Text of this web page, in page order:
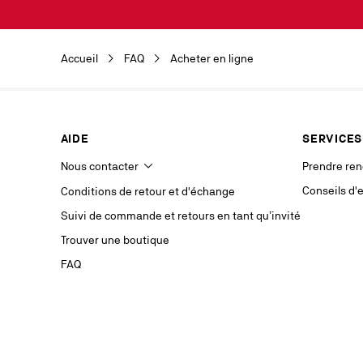
de limitation
une
Accueil FAQ Acheter en ligne
AIDE
Nous contacter
Conditions de retour et d'échange
Suivi de commande et retours en tant qu’invité
Trouver une boutique
FAQ
SERVICES
Prendre
Conseils